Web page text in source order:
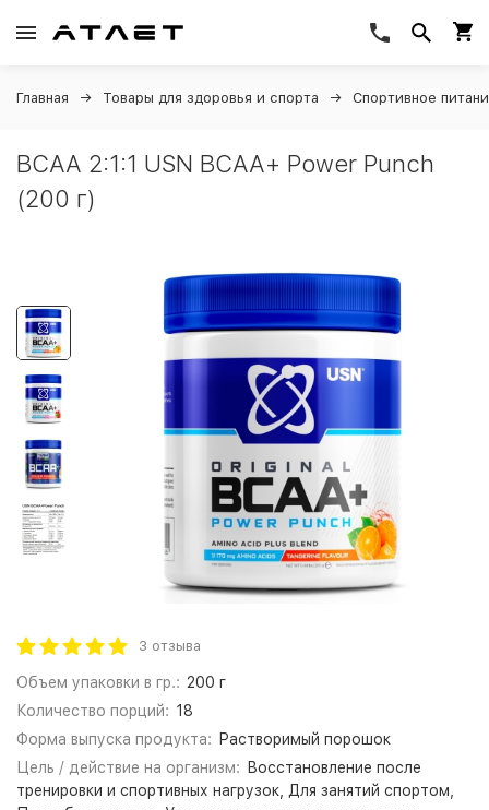
Главная Товары для здоровья и спорта Спортивное
BCAA 2:1:1 USN BCAA+ Power Punch
(200 г)
3 отзыва
Объем упаковки в гр.: 200 г
Количество порций: 18
Форма выпуска продукта:
Растворимый порошок
Цель / действие на организм:
Восстановление после
тренировки и спортивных нагрузок, Для занятий спортом,